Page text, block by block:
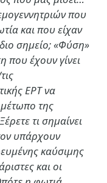
που
και που είχαν
σημείο; «Φύση»
που έχουν γίνει
ΕΡΤ να
της
τι σημαίνει
υπάρχουν
καύσιμης
και οι